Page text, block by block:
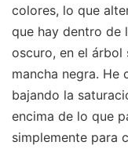
colores, lo que
que hay dentro de
oscuro, en el árbol
mancha negra.
bajando la
encima de lo que
simplemente para